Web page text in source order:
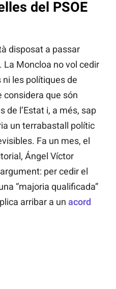
del PSOE
disposat a passar
La Moncloa no vol cedir
les polítiques de
considera que són
l’Estat i, a més, sap
un terrabastall polític
Fa un mes, el
Ángel Víctor
per cedir el
“majoria qualificada”
arribar a un acord